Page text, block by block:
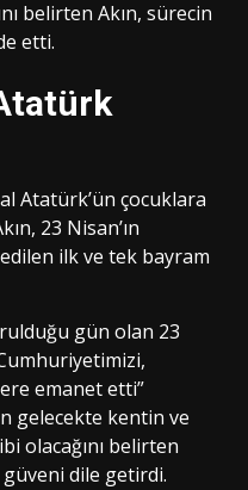
belirten Akın, sürecin
etti.
Atatürk’ün çocuklara
23 Nisan’ın
ilk ve tek bayram
gün olan 23
emanet etti”
gelecekte kentin ve
olacağını belirten
dile getirdi.